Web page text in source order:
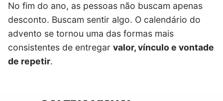
No fim do ano, as pessoas não buscam apenas
desconto. Buscam sentir algo. O calendário do
advento se tornou uma das formas mais
consistentes de entregar valor, vínculo e vontade
de repetir.